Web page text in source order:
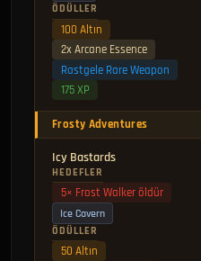
ÖDÜLLER
100 Altın
2x Arcane Essence
Rastgele Rare Weapon
175 XP
Frosty Adventures
Icy Bastards
HEDEFLER
5× Frost Walker öldür
Ice Cavern
ÖDÜLLER
50 Altın